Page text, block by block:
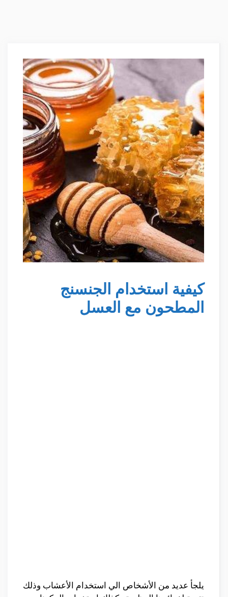
كيفية استخدام الجنسنج
المطحون مع العسل
يلجأ عديد من الأشخاص الي استخدام الأعشاب وذلك